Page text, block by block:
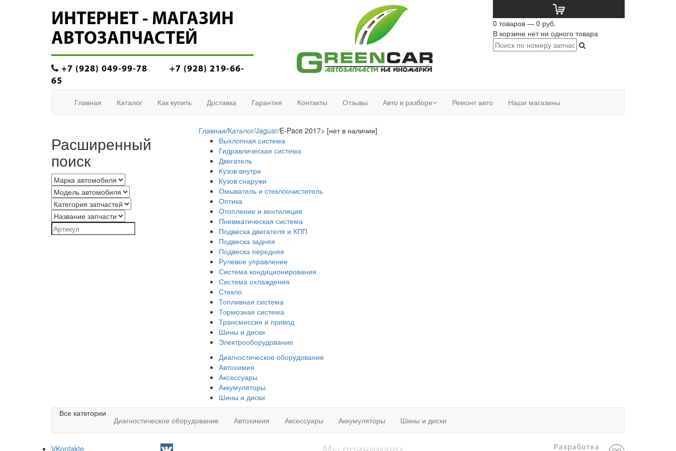
ИНТЕРНЕТ - МАГАЗИН
АВТОЗАПЧАСТЕЙ
+7 (928) 049-99-78
+7 (928) 219-66-
65
0 товаров — 0 руб.
В корзине нет ни одного товара
Главная Каталог Как купить Доставка Гарантия Контакты Отзывы Авто в разборе Ремонт авто Наши магазины
Расширенный
поиск
Главная/Каталог/Jaguar/E-Pace 2017> [нет в наличии]
Выхлопная система
Гидравлическая система
Двигатель
Кузов внутри
Кузов снаружи
Омыватель и стеклоочиститель
Оптика
Отопление и вентиляция
Пневматическая система
Подвеска двигателя и КПП
Подвеска задняя
Подвеска передняя
Рулевое управление
Система кондиционирования
Система охлаждения
Стекло
Топливная система
Тормозная система
Трансмиссия и привод
Шины и диски
Электрооборудование
Диагностическое оборудование
Автохимия
Аксессуары
Аккумуляторы
Шины и диски
Все категории
Диагностическое оборудование Автохимия Аксессуары Аккумуляторы Шины и диски
VKontakte Разработка